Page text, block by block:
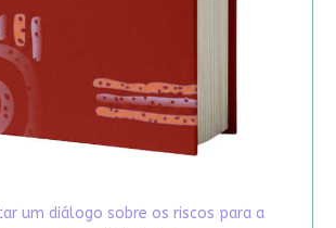
um diálogo sobre os riscos para a